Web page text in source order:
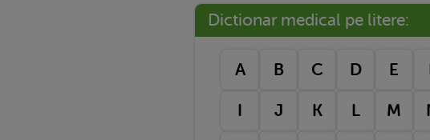
Dictionar medical pe litere:
A B C D E
I J K L M